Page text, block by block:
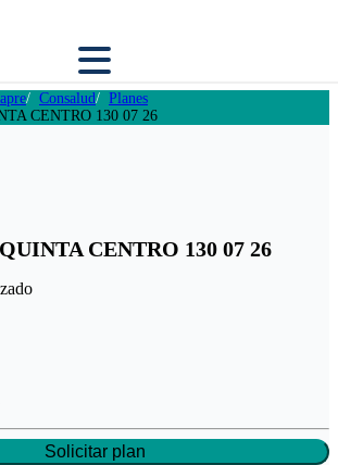
Consalud
Planes
CENTRO 130 07 26
CENTRO 130 07 26
Solicitar plan